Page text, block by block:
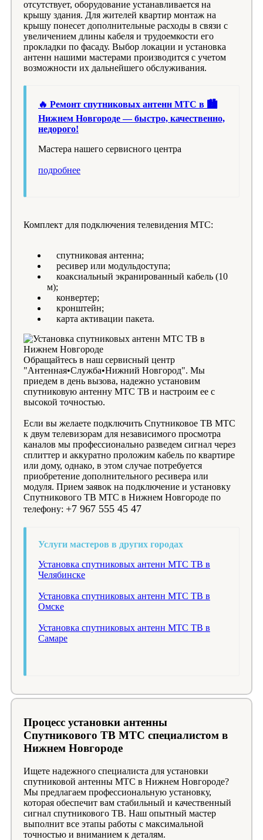
отсутствует, оборудование устанавливается на
крышу здания. Для жителей квартир монтаж на
крышу понесет дополнительные расходы в связи с
увеличением длины кабеля и трудоемкости его
прокладки по фасаду. Выбор локации и установка
антенн нашими мастерами производится с учетом
возможности их дальнейшего обслуживания.
🔥 Ремонт спутниковых антенн МТС в 🏙️
Нижнем Новгороде — быстро, качественно,
недорого!
Мастера нашего сервисного центра
подробнее
Комплект для подключения телевидения МТС:
спутниковая антенна;
ресивер или модульдоступа;
коаксиальный экранированный кабель (10
м);
конвертер;
кронштейн;
карта активации пакета.
Обращайтесь в наш сервисный центр
"Антенная•Служба•Нижний Новгород". Мы
приедем в день вызова, надежно установим
спутниковую антенну МТС ТВ и настроим ее с
высокой точностью.
Если вы желаете подключить Спутниковое ТВ МТС
к двум телевизорам для независимого просмотра
каналов мы профессионально разведем сигнал через
сплиттер и аккуратно проложим кабель по квартире
или дому, однако, в этом случае потребуется
приобретение дополнительного ресивера или
модуля. Прием заявок на подключение и установку
Спутникового ТВ МТС в Нижнем Новгороде по
телефону: +7 967 555 45 47
Услуги мастеров в других городах
Установка спутниковых антенн МТС ТВ в
Челябинске
Установка спутниковых антенн МТС ТВ в
Омске
Установка спутниковых антенн МТС ТВ в
Самаре
Процесс установки антенны
Спутникового ТВ МТС специалистом в
Нижнем Новгороде
Ищете надежного специалиста для установки
спутниковой антенны МТС в Нижнем Новгороде?
Мы предлагаем профессиональную установку,
которая обеспечит вам стабильный и качественный
сигнал спутникового ТВ. Наш опытный мастер
выполнит все этапы работы с максимальной
точностью и вниманием к деталям.